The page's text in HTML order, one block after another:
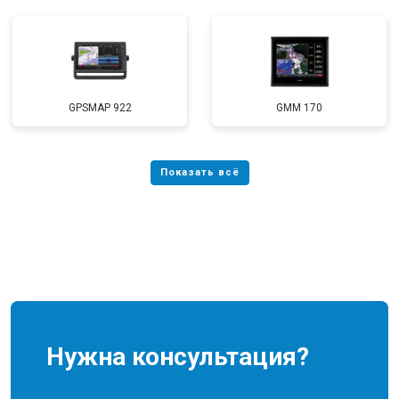
GPSMAP 922 GMM 170
Нужна консультация?